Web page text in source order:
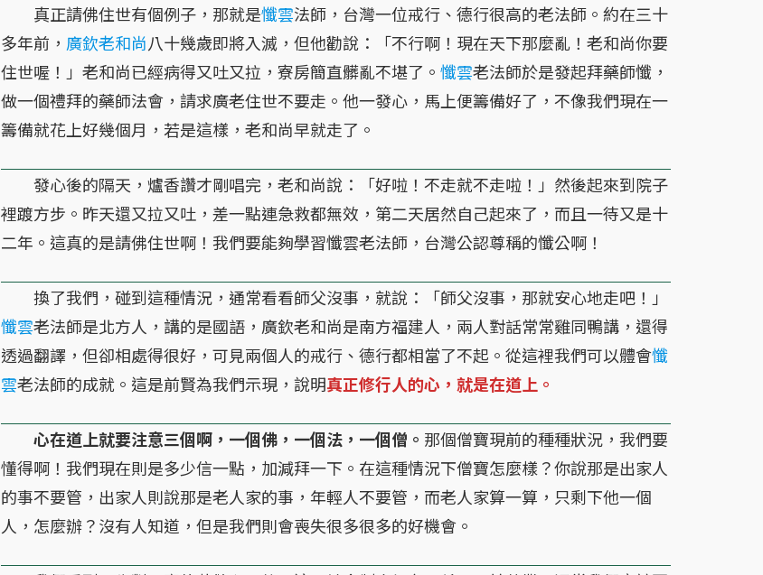
真正請佛住世有個例子，那就是懺雲法師，台灣一位戒行、德行很高的老法師。約在三十
多年前， 廣欽老和尚八十幾歲即將入滅，但他勸說：「不行啊！現在天下那麼亂！老和尚你要
住世喔！」老和尚已經病得又吐又拉，寮房簡直髒亂不堪了。 懺雲老法師於是發起拜藥師懺，
做一個禮拜的藥師法會，請求廣老住世不要走。他一發心，馬上便籌備好了，不像我們現在一
籌備就花上好幾個月，若是這樣，老和尚早就走了。
發心後的隔天，爐香讚才剛唱完，老和尚說：「好啦！不走就不走啦！」然後起來到院子
裡踱方步。昨天還又拉又吐，差一點連急救都無效，第二天居然自己起來了，而且一待又是十
二年。這真的是請佛住世啊！我們要能夠學習懺雲老法師，台灣公認尊稱的懺公啊！
換了我們，碰到這種情況，通常看看師父沒事，就說：「師父沒事，那就安心地走吧！」
懺雲老法師是北方人，講的是國語，廣欽老和尚是南方福建人，兩人對話常常雞同鴨講，還得
透過翻譯，但卻相處得很好，可見兩個人的戒行、德行都相當了不起。從這裡我們可以體會懺
雲老法師的成就。這是前賢為我們示現，說明真正修行人的心，就是在道上。
心在道上就要注意三個啊，一個佛，一個法，一個僧。 那個僧寶現前的種種狀況，我們要
懂得啊！我們現在則是多少信一點，加減拜一下。在這種情況下僧寶怎麼樣？你說那是出家人
的事不要管，出家人則說那是老人家的事，年輕人不要管，而老人家算一算，只剩下他一個
人，怎麼辦？沒有人知道，但是我們則會喪失很多很多的好機會。